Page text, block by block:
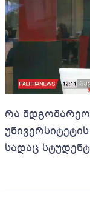
რა
სადაც